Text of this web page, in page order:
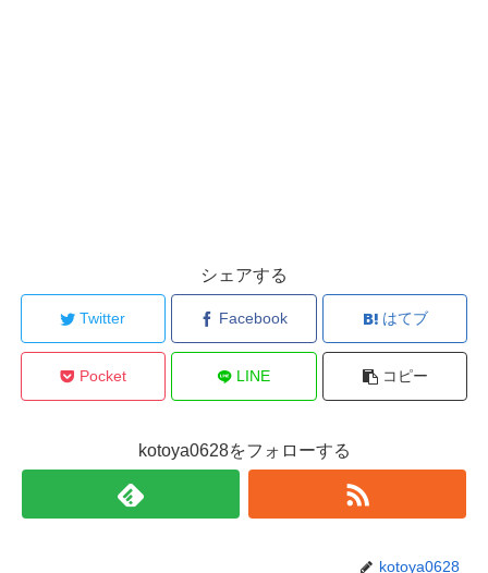
シェアする
Twitter Facebook はてブ
Pocket LINE コピー
kotoya0628をフォローする
kotoya0628